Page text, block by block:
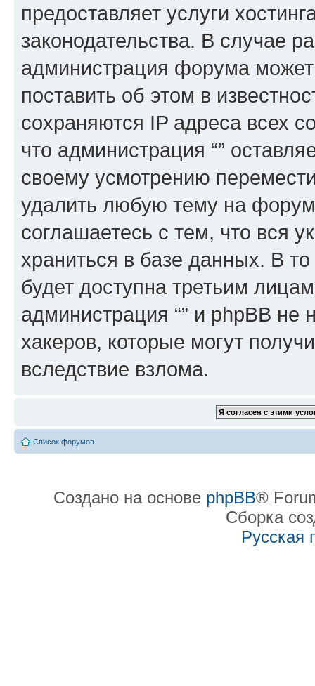
предоставляет услуги
законодательства. В случае
администрация форума
поставить об этом в
сохраняются IP адреса всех
что администрация “”
своему усмотрению
удалить любую тему на
соглашаетесь с тем, что вся
храниться в базе данных. В
будет доступна третьим
администрация “” и phpBB не
хакеров, которые могут
вследствие взлома.
Список форумов
Создано на основе phpBB®
Сборка
Русская